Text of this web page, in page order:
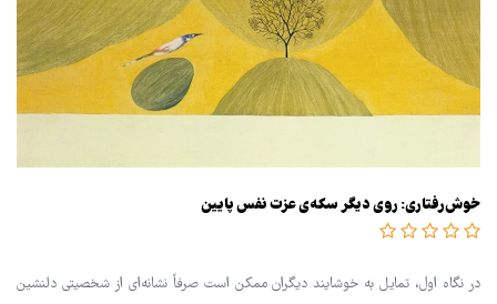
خوش‌رفتاری: روی دیگر سکه‌ی عزت نفس پایین
در نگاه اول، تمایل به خوشایند دیگران ممکن است صرفاً نشانه‌ای از شخصیتی دلنشین